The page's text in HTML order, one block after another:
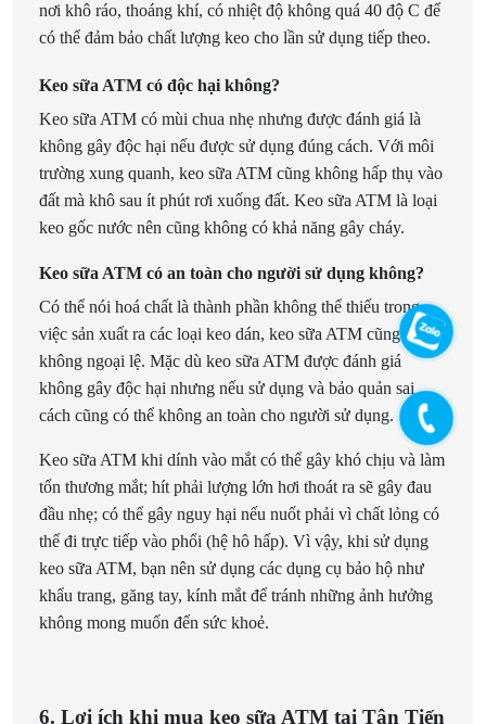
nơi khô ráo, thoáng khí, có nhiệt độ không quá 40 độ C để
có thể đảm bảo chất lượng keo cho lần sử dụng tiếp theo.
Keo sữa ATM có độc hại không?
Keo sữa ATM có mùi chua nhẹ nhưng được đánh giá là
không gây độc hại nếu được sử dụng đúng cách. Với môi
trường xung quanh, keo sữa ATM cũng không hấp thụ vào
đất mà khô sau ít phút rơi xuống đất. Keo sữa ATM là loại
keo gốc nước nên cũng không có khả năng gây cháy.
Keo sữa ATM có an toàn cho người sử dụng không?
Có thể nói hoá chất là thành phần không thể thiếu trong
việc sản xuất ra các loại keo dán, keo sữa ATM cũng
không ngoại lệ. Mặc dù keo sữa ATM được đánh giá
không gây độc hại nhưng nếu sử dụng và bảo quản sai
cách cũng có thể không an toàn cho người sử dụng.
Keo sữa ATM khi dính vào mắt có thể gây khó chịu và làm
tổn thương mắt; hít phải lượng lớn hơi thoát ra sẽ gây đau
đầu nhẹ; có thể gây nguy hại nếu nuốt phải vì chất lỏng có
thể đi trực tiếp vào phổi (hệ hô hấp). Vì vậy, khi sử dụng
keo sữa ATM, bạn nên sử dụng các dụng cụ bảo hộ như
khẩu trang, găng tay, kính mắt để tránh những ảnh hưởng
không mong muốn đến sức khoẻ.
6. Lợi ích khi mua keo sữa ATM tại Tân Tiến